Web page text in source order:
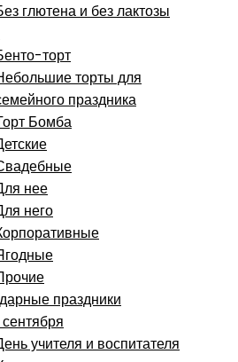
глютена и без лактозы
торт
торты для
праздника
Бомба
нее
него
праздники
сентября
учителя и воспитателя